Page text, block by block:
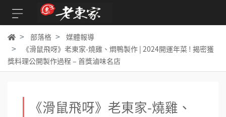
部落格
媒體報導
《滑鼠飛呀》老東家-燒雞、燜鴨製作 | 2024開運年菜 ! 揭密獲
獎料理公開製作過程 – 首獎滷味名店
《滑鼠飛呀》老東家-燒雞、